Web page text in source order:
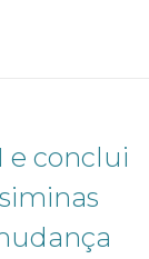
e conclui